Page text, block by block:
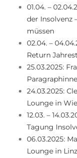
01.04. –
der Insolvenz
müssen
02.04. –
Return
25.03.2025:
24.03.2025:
Lounge in
12.03. –
Tagung
06.03.2025:
Lounge in Linz